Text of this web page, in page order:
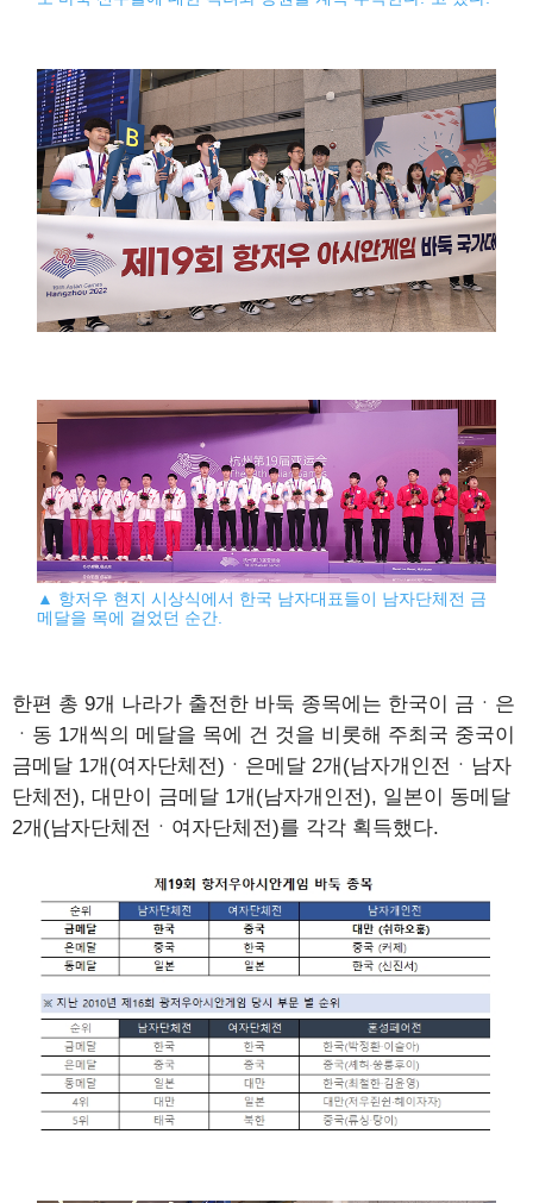
▲ 항저우 현지 시상식에서 한국 남자대표들이 남자단체전 금
메달을 목에 걸었던 순간.
한편 총 9개 나라가 출전한 바둑 종목에는 한국이 금ㆍ은
ㆍ동 1개씩의 메달을 목에 건 것을 비롯해 주최국 중국이
금메달 1개(여자단체전)ㆍ은메달 2개(남자개인전ㆍ남자
단체전), 대만이 금메달 1개(남자개인전), 일본이 동메달
2개(남자단체전ㆍ여자단체전)를 각각 획득했다.